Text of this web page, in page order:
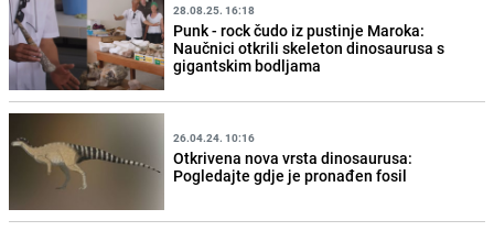
28.08.25. 16:18
Punk - rock čudo iz pustinje Maroka:
Naučnici otkrili skeleton dinosaurusa s
gigantskim bodljama
26.04.24. 10:16
Otkrivena nova vrsta dinosaurusa:
Pogledajte gdje je pronađen fosil